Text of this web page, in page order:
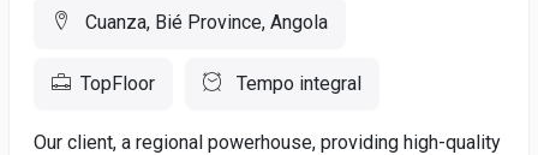
Cuanza, Bié Province, Angola
TopFloor Tempo integral
Our client, a regional powerhouse, providing high-quality